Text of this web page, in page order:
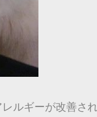
ルギーが改善さ